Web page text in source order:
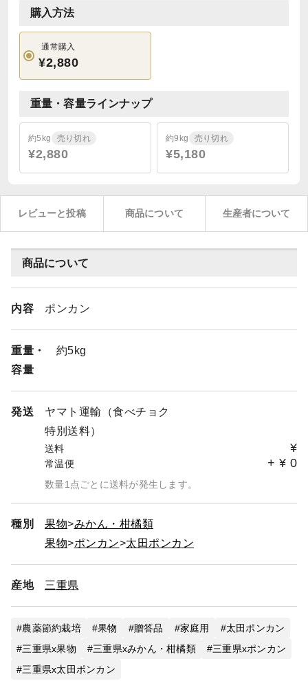
購入方法
通常購入
¥2,880
重量・容量ラインナップ
約5kg 売り切れ
¥2,880
約9kg 売り切れ
¥5,180
レビューと投稿 商品について 生産者について
商品について
内容 ポンカン
重量・
容量
約5kg
発送
ヤマト運輸（食べチョク
特別送料）
送料 ¥
常温便 + ¥ 0
数量1点ごとに送料が発生します。
種別 果物
みかん・柑橘類
果物
ポンカン 太田ポンカン
産地 三重県
農薬節約栽培 果物 贈答品 家庭用
太田ポンカン
三重県x果物
三重県xみかん・柑橘類
三重県xポンカン
三重県x太田ポンカン